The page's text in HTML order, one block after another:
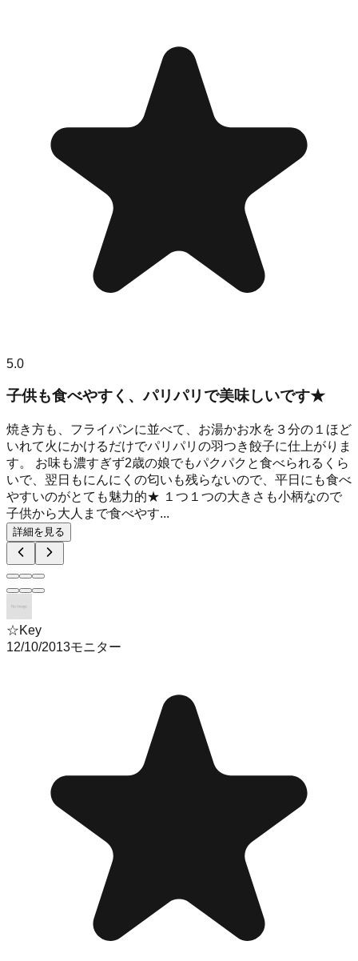
5.0
子供も食べやすく、パリパリで美味しいです★
焼き方も、フライパンに並べて、お湯かお水を３分の１ほど
いれて火にかけるだけでパリパリの羽つき餃子に仕上がりま
す。 お味も濃すぎず2歳の娘でもパクパクと食べられるくら
いで、翌日もにんにくの匂いも残らないので、平日にも食べ
やすいのがとても魅力的★ １つ１つの大きさも小柄なので
子供から大人まで食べやす...
詳細を見る
☆Key
12/10/2013モニター